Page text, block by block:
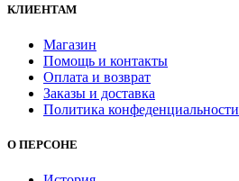
КЛИЕНТАМ
Магазин
Помощь и контакты
Оплата и возврат
Заказы и доставка
Политика конфеденциальности
О ПЕРСОНЕ